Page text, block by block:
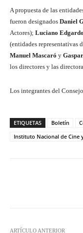
A propuesta de las
fueron designados Daniel
Actores); Luciano
(entidades representativas
Manuel Mascaró y
los directores y las
Los integrantes del
ETIQUETAS Boletín
Instituto Nacional de Cine
ARTÍCULO ANTERIOR